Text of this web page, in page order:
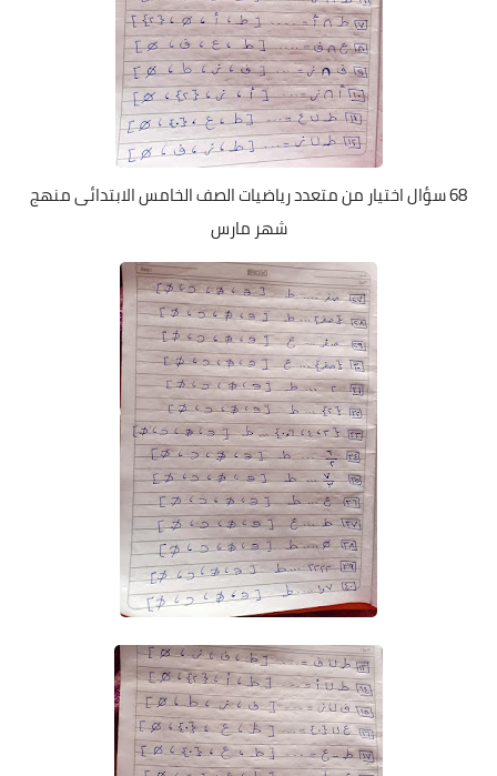
68 سؤال اختيار من متعدد رياضيات الصف الخامس الابتدائى منهج
شهر مارس